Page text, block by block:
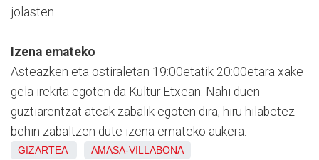
jolasten.
Izena emateko
Asteazken eta ostiraletan 19:00etatik 20:00etara xake
gela irekita egoten da Kultur Etxean. Nahi duen
guztiarentzat ateak zabalik egoten dira, hiru hilabetez
behin zabaltzen dute izena emateko aukera.
GIZARTEA AMASA-VILLABONA